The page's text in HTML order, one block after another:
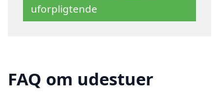
uforpligtende
FAQ om udestuer